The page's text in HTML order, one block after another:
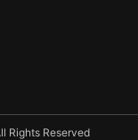
Rights Reserved